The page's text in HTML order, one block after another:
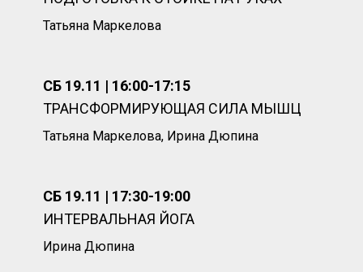
Татьяна Маркелова
СБ 19.11 | 16:00-17:15
ТРАНСФОРМИРУЮЩАЯ СИЛА МЫШЦ
Татьяна Маркелова, Ирина Дюпина
СБ 19.11 | 17:30-19:00
ИНТЕРВАЛЬНАЯ ЙОГА
Ирина Дюпина